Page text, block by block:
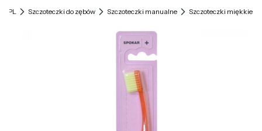
Szczoteczki do zębów Szczoteczki manualne Szczoteczki miękkie